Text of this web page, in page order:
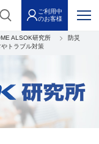
ご利用中
のお客様
ALSOK研究所
防災
トラブル対策